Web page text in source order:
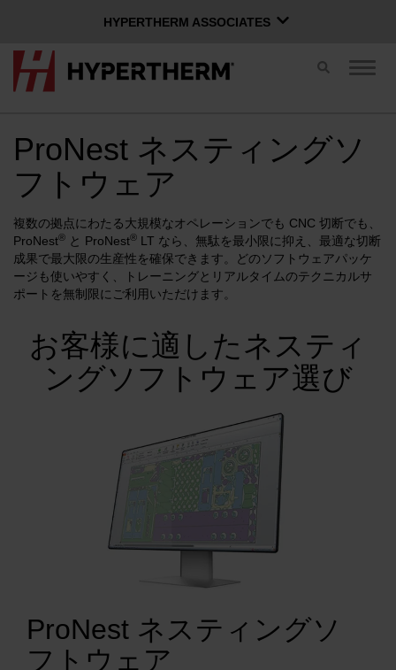
HYPERTHERM ASSOCIATES
Hypertherm プラズマ
ソフトウェア グループ
切
ス
イ
ナ
り
替
え
る
日本語
Xnetにログイン
ユーザー名
パスワード
ログイン
アカウントを作成する
パスワードを忘れた場合
お問い合わせ Xnetログイン
製品
当社について
購入情報
ProNest ネスティングソ
フトウェア
複数の拠点にわたる大規模なオペレーションでも CNC 切断でも、
ProNest® と ProNest® LT なら、無駄を最小限に抑え、最適な切断
成果で最大限の生産性を確保できます。どのソフトウェアパッケ
ージも使いやすく、トレーニングとリアルタイムのテクニカルサ
ポートを無制限にご利用いただけます。
お客様に適したネスティ
ングソフトウェア選び
ProNest ネスティングソ
フトウェア